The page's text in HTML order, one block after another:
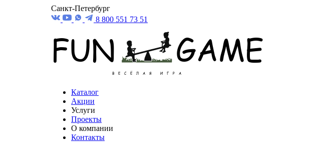
Санкт-Петербург
8 800 551 73 51
Каталог
Акции
Услуги
Проекты
О компании
Контакты